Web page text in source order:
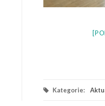
Kategorie: